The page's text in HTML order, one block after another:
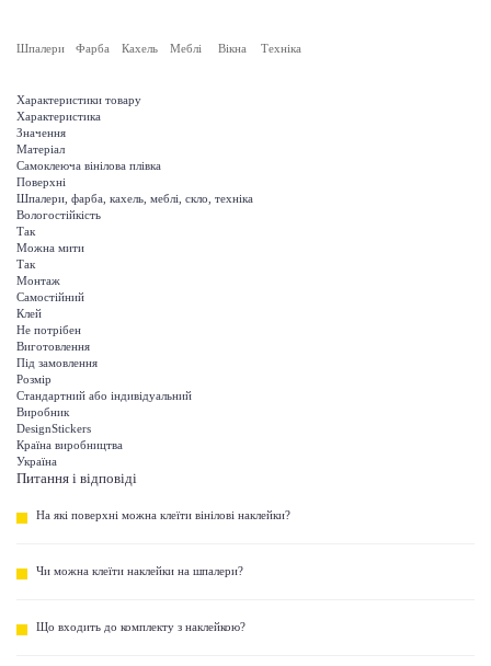
Шпалери Фарба Кахель Меблі Вікна Техніка
Характеристики товару
Характеристика
Значення
Матеріал
Самоклеюча вінілова плівка
Поверхні
Шпалери, фарба, кахель, меблі, скло, техніка
Вологостійкість
Так
Можна мити
Так
Монтаж
Самостійний
Клей
Не потрібен
Виготовлення
Під замовлення
Розмір
Стандартний або індивідуальний
Виробник
DesignStickers
Країна виробництва
Україна
Питання і відповіді
На які поверхні можна клеїти вінілові наклейки?
Чи можна клеїти наклейки на шпалери?
Що входить до комплекту з наклейкою?